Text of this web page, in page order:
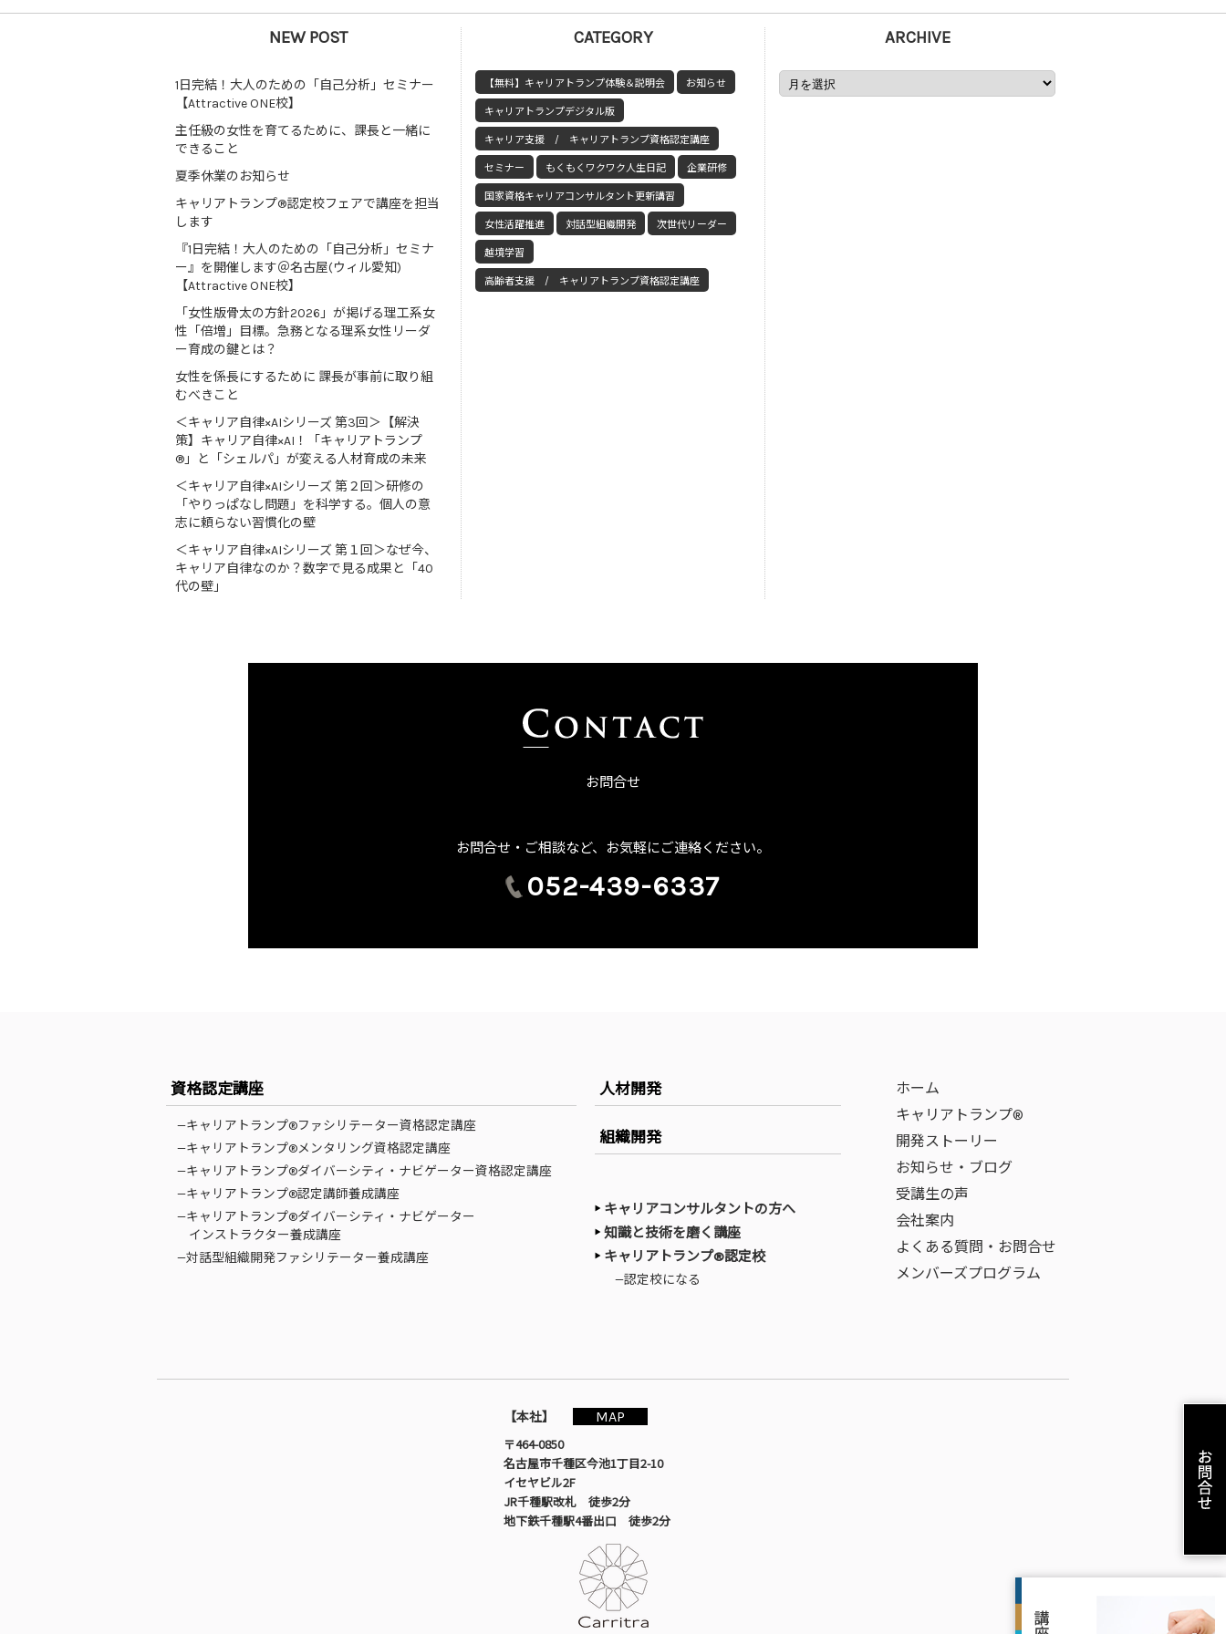
NEW POST
1日完結！大人のための「自己分析」セミナー
【Attractive ONE校】
主任級の女性を育てるために、課長と一緒に
できること
夏季休業のお知らせ
キャリアトランプ®認定校フェアで講座を担当
します
『1日完結！大人のための「自己分析」セミナ
ー』を開催します＠名古屋(ウィル愛知)
【Attractive ONE校】
「女性版骨太の方針2026」が掲げる理工系女
性「倍増」目標。急務となる理系女性リーダ
ー育成の鍵とは？
女性を係長にするために 課長が事前に取り組
むべきこと
＜キャリア自律×AIシリーズ 第3回＞【解決
策】キャリア自律×AI！「キャリアトランプ
®」と「シェルパ」が変える人材育成の未来
＜キャリア自律×AIシリーズ 第２回＞研修の
「やりっぱなし問題」を科学する。個人の意
志に頼らない習慣化の壁
＜キャリア自律×AIシリーズ 第１回＞なぜ今、
キャリア自律なのか？数字で見る成果と「40
代の壁」
CATEGORY
【無料】キャリアトランプ体験＆説明会 お知らせ
キャリアトランプデジタル版
キャリア支援 / キャリアトランプ資格認定講座
セミナー もくもくワクワク人生日記 企業研修
国家資格キャリアコンサルタント更新講習
女性活躍推進 対話型組織開発 次世代リーダー
越境学習
高齢者支援 / キャリアトランプ資格認定講座
ARCHIVE
お問合せ
お問合せ・ご相談など、お気軽にご連絡ください。
052-439-6337
資格認定講座
—キャリアトランプ®ファシリテーター資格認定講座
—キャリアトランプ®メンタリング資格認定講座
—キャリアトランプ®ダイバーシティ・ナビゲーター資格認定講座
—キャリアトランプ®認定講師養成講座
—キャリアトランプ®ダイバーシティ・ナビゲーター
インストラクター養成講座
—対話型組織開発ファシリテーター養成講座
人材開発
組織開発
キャリアコンサルタントの方へ
知識と技術を磨く講座
キャリアトランプ®認定校
—認定校になる
ホーム
キャリアトランプ®
開発ストーリー
お知らせ・ブログ
受講生の声
会社案内
よくある質問・お問合せ
メンバーズプログラム
【本社】
MAP
〒464-0850
名古屋市千種区今池1丁目2-10
イセヤビル2F
JR千種駅改札 徒歩2分
地下鉄千種駅4番出口 徒歩2分